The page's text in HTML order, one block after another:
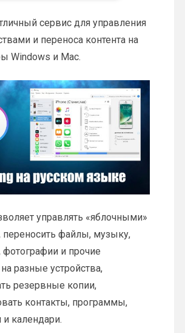
сервис для управления
и переноса контента на
Windows и Mac.
управлять «яблочными»
переносить файлы, музыку,
и прочие
разные устройства,
резервные копии,
контакты, программы,
и календари.